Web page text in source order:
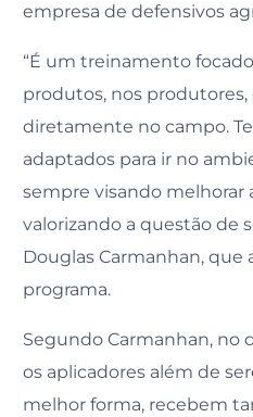
empresa de defensivos
“É um treinamento
produtos, nos
diretamente no campo.
adaptados para ir no
sempre visando melhorar
valorizando a questão de
Douglas Carmanhan,
programa.
Segundo Carmanhan, no
os aplicadores além de
melhor forma, recebem